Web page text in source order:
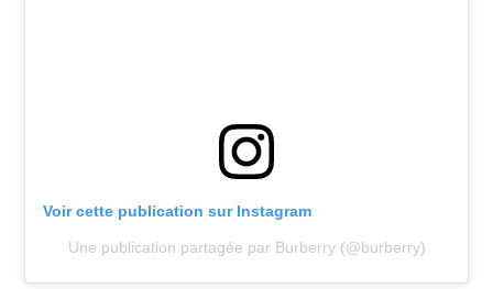
Voir cette publication sur Instagram
Une publication partagée par Burberry (@burberry)